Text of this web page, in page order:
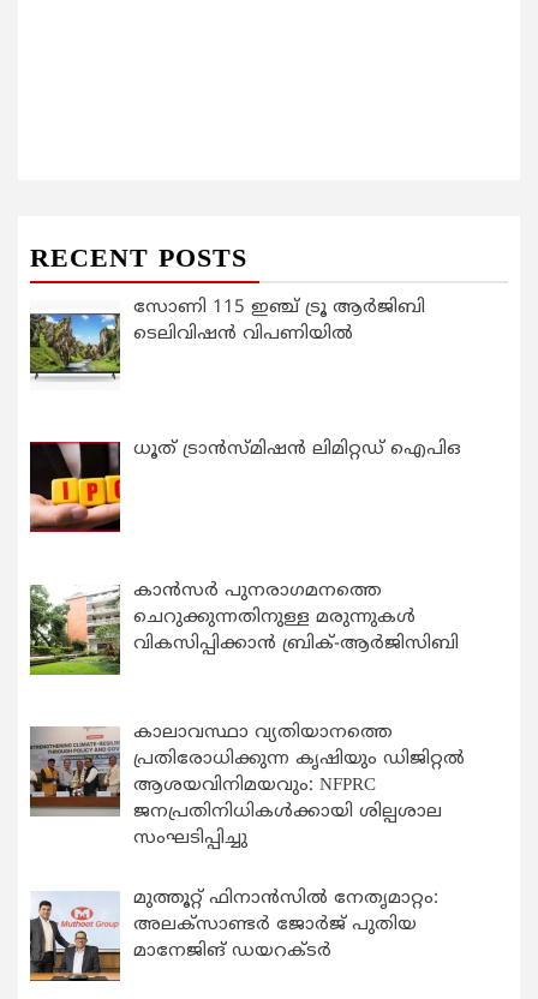
RECENT POSTS
സോണി 115 ഇഞ്ച് ട്രൂ ആർജിബി
ടെലിവിഷൻ വിപണിയിൽ
ധൂത് ട്രാൻസ്മിഷൻ ലിമിറ്റഡ് ഐപിഒ
കാന്‍സര്‍ പുനരാഗമനത്തെ
ചെറുക്കുന്നതിനുള്ള മരുന്നുകള്‍
വികസിപ്പിക്കാന്‍ ബ്രിക്-ആര്‍ജിസിബി
കാലാവസ്ഥാ വ്യതിയാനത്തെ
പ്രതിരോധിക്കുന്ന കൃഷിയും ഡിജിറ്റൽ
ആശയവിനിമയവും: NFPRC
ജനപ്രതിനിധികൾക്കായി ശില്പശാല
സംഘടിപ്പിച്ചു
മുത്തൂറ്റ് ഫിനാൻസിൽ നേതൃമാറ്റം:
അലക്സാണ്ടർ ജോർജ് പുതിയ
മാനേജിങ് ഡയറക്ടർ